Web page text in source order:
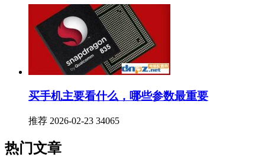
买手机主要看什么，哪些参数最重要
推荐 2026-02-23 34065
热门文章